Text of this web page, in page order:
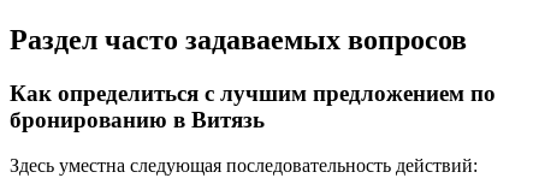
Раздел часто задаваемых вопросов
Как определиться с лучшим предложением по
бронированию в Витязь
Здесь уместна следующая последовательность действий: